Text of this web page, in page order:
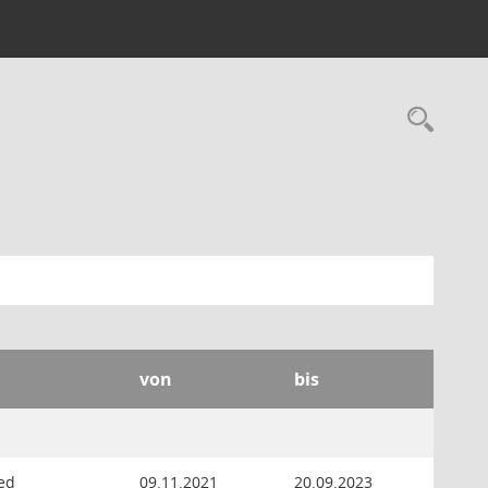
von bis
09.11.2021 20.09.2023